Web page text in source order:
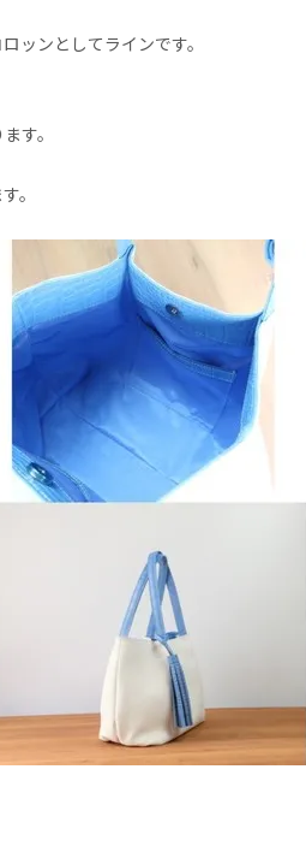
ッンとしてラインです。
す。
。